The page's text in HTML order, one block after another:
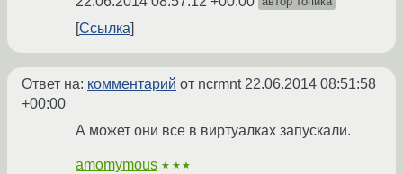
Ссылка
Ответ на: комментарий от ncrmnt22.06.2014 08:51:58
+00:00
А может они все в виртуалках запускали.
amomymous ★★★